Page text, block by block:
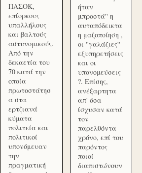
ΠΑΣΟΚ,
επίορκους
υπαλλήλους
και βαλτούς
αστυνομικούς.
Από την
δεκαετία του
70 κατά την
οποία
πρωτοστάτησ
α στα
ερτζιανά
κύματα
πολιτεία και
πολιτικοί
υπονόμευαν
την
πραγματική
ήταν
μπροστά'' η
αυταπόδεικτα
η μαζοποίηση ,
οι ''γαλάζιες''
εξυπηρετήσεις
και οι
υπονομεύσεις
?. Επίσης,
ανέξαρτητα
απ' όσα
ίσχυσαν κατά
τον
παρελθόντα
χρόνο, επί του
παρόντος
ποιοί
διαπιστώνουν